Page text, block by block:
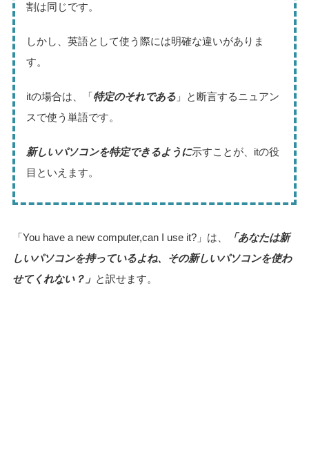
割は同じです。
しかし、英語として使う際には明確な違いがありま
す。
itの場合は、「特定のそれである」と断言するニュアン
スで使う単語です。
新しいパソコンを特定できるように示すことが、itの役
目といえます。
「You have a new computer,can I use it?」は、
「あなたは新
しいパソコンを持っているよね、その新しいパソコンを使わ
せてくれない？」 と訳せます。